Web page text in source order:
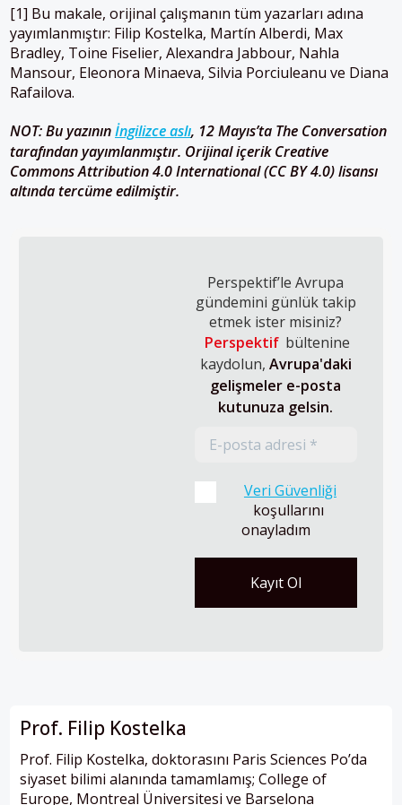
[1] Bu makale, orijinal çalışmanın tüm yazarları adına
yayımlanmıştır: Filip Kostelka, Martín Alberdi, Max
Bradley, Toine Fiselier, Alexandra Jabbour, Nahla
Mansour, Eleonora Minaeva, Silvia Porciuleanu ve Diana
Rafailova.
NOT:Bu yazınınİngilizce aslı, 12 Mayıs’ta The Conversation
tarafından yayımlanmıştır. Orijinal içerik Creative
Commons Attribution 4.0 International (CC BY 4.0) lisansı
altında tercüme edilmiştir.
Perspektif’le Avrupa
gündemini günlük takip
etmek ister misiniz?
Perspektif bültenine
kaydolun, Avrupa'daki
gelişmeler e-posta
kutunuza gelsin.
Veri Güvenliği
koşullarını
onayladım
Prof. Filip Kostelka
Prof. Filip Kostelka, doktorasını Paris Sciences Po’da
siyaset bilimi alanında tamamlamış; College of
Europe, Montreal Üniversitesi ve Barselona